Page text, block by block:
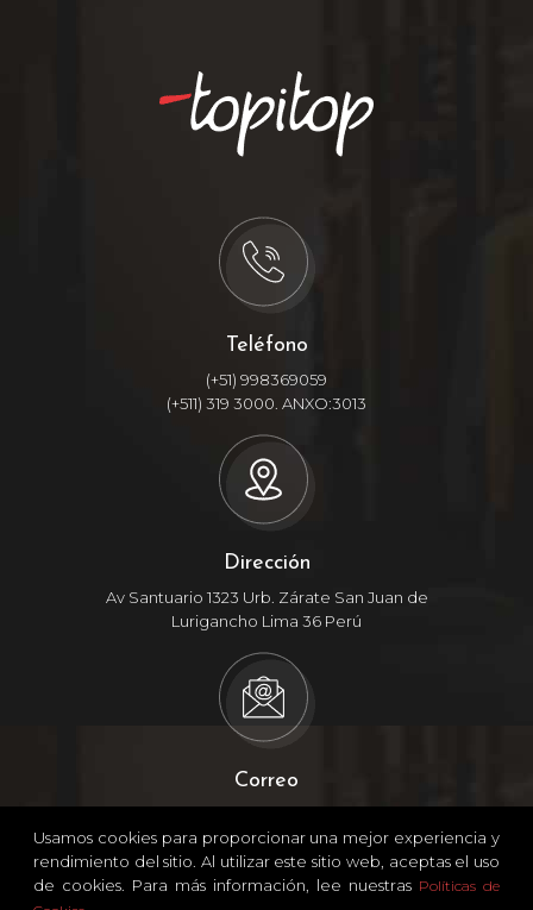
Teléfono
(+51) 998369059
(+511) 319 3000. ANXO:3013
Dirección
Av Santuario 1323 Urb. Zárate San Juan de
Lurigancho Lima 36 Perú
Correo
Usamos cookies para proporcionar una mejor experiencia y
rendimiento del sitio. Al utilizar este sitio web, aceptas el uso
de cookies. Para más información, lee nuestras Políticas de